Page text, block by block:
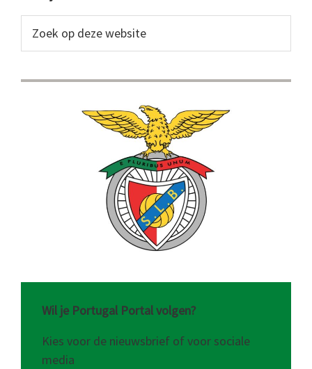
Sidebar
op
website
Wil je Portugal Portal volgen?
Kies voor de nieuwsbrief of voor sociale
media